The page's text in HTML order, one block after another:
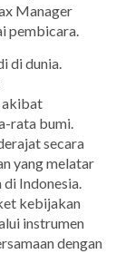
Manager
pembicara.
di dunia.
akibat
rata bumi.
secara
yang melatar
Indonesia.
kebijakan
instrumen
dengan